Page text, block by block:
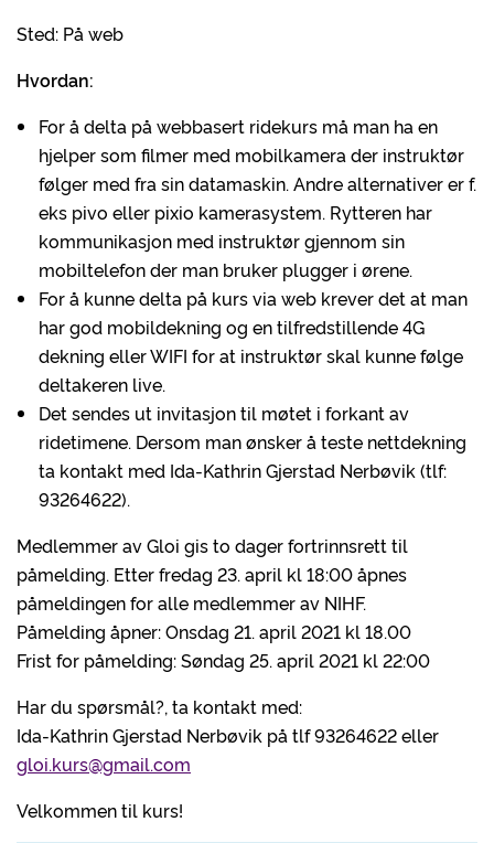
Sted: På web
Hvordan:
For å delta på webbasert ridekurs må man ha en
hjelper som filmer med mobilkamera der instruktør
følger med fra sin datamaskin. Andre alternativer er f.
eks pivo eller pixio kamerasystem. Rytteren har
kommunikasjon med instruktør gjennom sin
mobiltelefon der man bruker plugger i ørene.
For å kunne delta på kurs via web krever det at man
har god mobildekning og en tilfredstillende 4G
dekning eller WIFI for at instruktør skal kunne følge
deltakeren live.
Det sendes ut invitasjon til møtet i forkant av
ridetimene. Dersom man ønsker å teste nettdekning
ta kontakt med Ida-Kathrin Gjerstad Nerbøvik (tlf:
93264622).
Medlemmer av Gloi gis to dager fortrinnsrett til
påmelding. Etter fredag 23. april kl 18:00 åpnes
påmeldingen for alle medlemmer av NIHF.
Påmelding åpner: Onsdag 21. april 2021 kl 18.00
Frist for påmelding: Søndag 25. april 2021 kl 22:00
Har du spørsmål?, ta kontakt med:
Ida-Kathrin Gjerstad Nerbøvik på tlf 93264622 eller
gloi.kurs@gmail.com
Velkommen til kurs!